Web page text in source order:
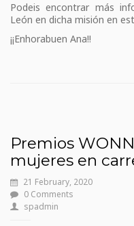
Podeis encontrar más
León en dicha misión en
¡¡Enhorabuen Ana!!
Premios
mujeres en
21 February, 2020
0 Comments
spadmin